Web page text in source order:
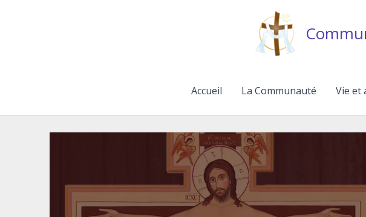
Accueil La Communauté Vie et